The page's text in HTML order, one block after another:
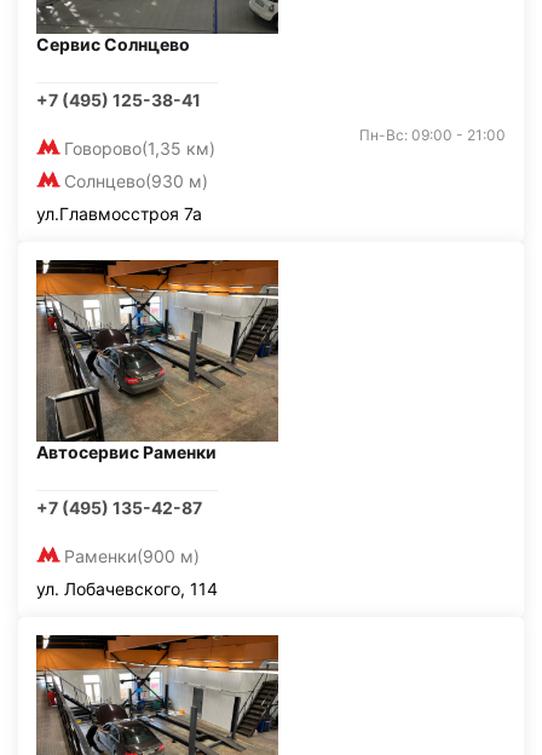
Сервис Солнцево
+7 (495) 125-38-41
Говорово(1,35 км)
Солнцево(930 м)
Пн-Вс: 09:00 - 21:00
ул.Главмосстроя 7а
Автосервис Раменки
+7 (495) 135-42-87
Раменки(900 м)
ул. Лобачевского, 114